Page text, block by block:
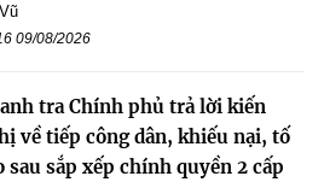
09/08/2026
tra Chính phủ trả lời kiến
về tiếp công dân, khiếu nại, tố
sau sắp xếp chính quyền 2 cấp